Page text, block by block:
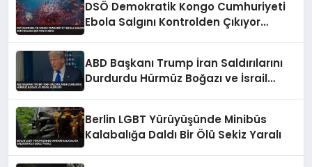
DSÖ Demokratik Kongo Cumhuriyeti
Ebola Salgını Kontrolden Çıkıyor
ABD Başkanı Trump İran Saldırılarını
Durdurdu Hürmüz Boğazı ve İsrail
Berlin LGBT Yürüyüşünde Minibüs
Kalabalığa Daldı Bir Ölü Sekiz Yaralı